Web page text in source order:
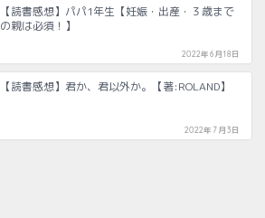
【読書感想】パパ1年生【妊娠・出産・３歳まで
の親は必須！】
2022年6月18日
【読書感想】君か、君以外か。【著:ROLAND】
2022年7月3日